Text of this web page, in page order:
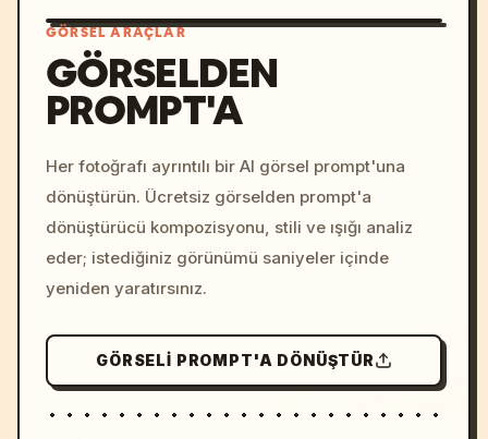
colors, 8k --v 6.0
GÖRSEL ARAÇLAR
GÖRSELDEN
PROMPT'A
Her fotoğrafı ayrıntılı bir AI görsel prompt'una
dönüştürün. Ücretsiz görselden prompt'a
dönüştürücü kompozisyonu, stili ve ışığı analiz
eder; istediğiniz görünümü saniyeler içinde
yeniden yaratırsınız.
GÖRSELI PROMPT'A DÖNÜŞTÜR